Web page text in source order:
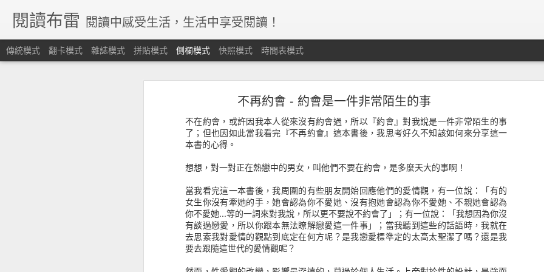
不再約會 - 約會是一件非常陌生的事
不在約會，或許因我本人從來沒有約會過，所以『約會』對我說是一件非常陌生的事
了；但也因如此當我看完『不再約會』這本書後，我思考好久不知該如何來分享這一
本書的心得。
想想，對一對正在熱戀中的男女，叫他們不要在約會，是多麼天大的事啊！
當我看完這一本書後，我周圍的有些朋友開始回應他們的愛情觀，有一位說：「有的
女生你沒有牽她的手，她會認為你不愛她、沒有抱她會認為你不愛她、不親她會認為
你不愛她...等的一詞來對我說，所以更不要說不約會了」；有一位說：「我想因為你沒
有談過戀愛，所以你跟本無法瞭解戀愛這一件事」；當我聽到這些的話語時，我就在
去思索我對愛情的觀點到底定在何方呢？是我戀愛標準定的太高太聖潔了嗎？還是我
要去跟隨這世代的愛情觀呢？
閱讀布雷 閱讀中感受生活，生活中享受閱讀！
傳統模式 翻卡模式 雜誌模式 拼貼模式 側欄模式 快照模式 時間表模式
《股市金融怪傑》不聽信、守紀律、停損轉進，這個資金海的運作，沒有人
個準。